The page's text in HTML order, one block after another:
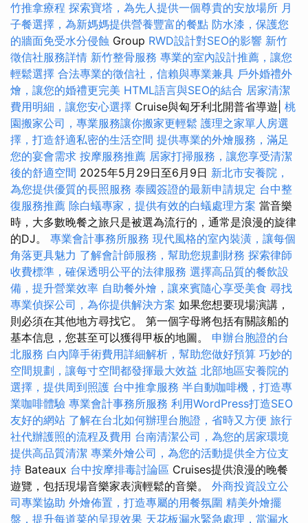
竹推拿療程 探索寶塔，為先人提供一個尊貴的安放場所 月
子餐選擇，為新媽媽提供營養豐富的餐點 防水漆，保護您
的牆面免受水分侵蝕 Group RWD設計對SEO的影響 新竹
徵信社服務詳情 新竹整骨服務 專業的室內設計推薦，讓您
輕鬆選擇 合法專業的徵信社，信賴與專業兼具 戶外婚禮外
燴，讓您的婚禮更完美 HTML語言與SEO的結合 居家清潔
費用明細，讓您安心選擇 Cruise與匈牙利北開普省導遊| 桃
園搬家公司，專業服務讓你搬家更輕鬆 護理之家單人房選
擇，打造舒適私密的生活空間 提供專業的外燴服務，滿足
您的宴會需求 按摩服務推薦 居家打掃服務，讓您享受清潔
後的舒適空間 2025年5月29日至6月9日 新北市安養院，
為您提供優質的長照服務 泰國簽證的最新申請規定 台中整
復服務推薦 除白蟻專家，提供有效的白蟻處理方案 當音樂
時，大多數晚餐之旅只是被選為流行的，通常是浪漫的旋律
的DJ。 專業會計事務所服務 現代風格的室內裝潢，讓每個
角落更具魅力 了解會計師服務，幫助您規劃財務 探索律師
收費標準，確保透明公平的法律服務 選擇高品質的餐飲設
備，提升營業效率 自助餐外燴，讓來賓隨心享受美食 尋找
專業偵探公司，為你提供解決方案 如果您想要現場演講，
則必須在其他地方尋找它。 第一個字母將包括有關該船的
基本信息，您甚至可以獲得甲板的地圖。 申辦台胞證的台
北服務 白內障手術費用詳細解析，幫助您做好預算 巧妙的
空間規劃，讓每寸空間都發揮最大效益 北部地區安養院的
選擇，提供周到照護 台中推拿服務 半自動咖啡機，打造專
業咖啡體驗 專業會計事務所服務 利用WordPress打造SEO
友好的網站 了解在台北如何辦理台胞證，省時又方便 旅行
社代辦護照的流程及費用 台南清潔公司，為您的居家環境
提供高品質清潔 專業外燴公司，為您的活動提供全方位支
持 Bateaux 台中按摩排毒討論區 Cruises提供浪漫的晚餐
遊覽，包括現場音樂家表演輕鬆的音樂。 外商投資設立公
司專業協助 外燴佈置，打造專屬的用餐氛圍 精美外燴擺
盤，提升每道菜的呈現效果 天花板漏水緊急處理，當漏水